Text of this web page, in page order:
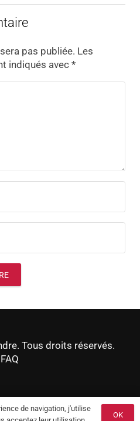
pas publiée. Les
indiqués avec *
Tous droits réservés.
FAQ
de navigation, j'utilise
OK